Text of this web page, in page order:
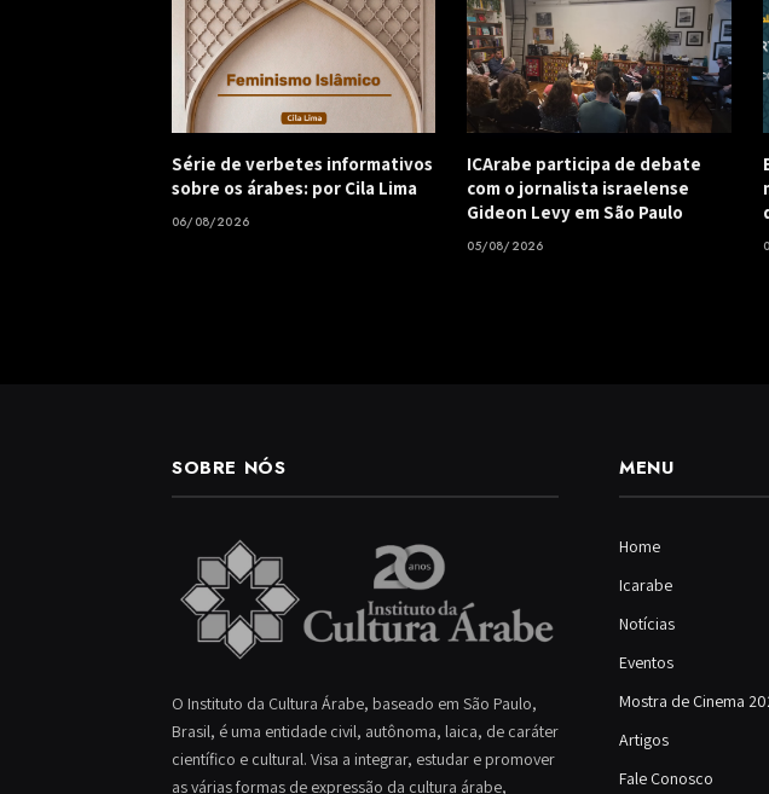
Série de verbetes informativos
sobre os árabes: por Cila Lima
06/08/2026
ICArabe participa de debate
com o jornalista israelense
Gideon Levy em São Paulo
05/08/2026
SOBRE NÓS
O Instituto da Cultura Árabe, baseado em São Paulo,
Brasil, é uma entidade civil, autônoma, laica, de caráter
científico e cultural. Visa a integrar, estudar e promover
as várias formas de expressão da cultura árabe,
MENU
Home
Icarabe
Notícias
Eventos
Mostra de Cinema
Artigos
Fale Conosco